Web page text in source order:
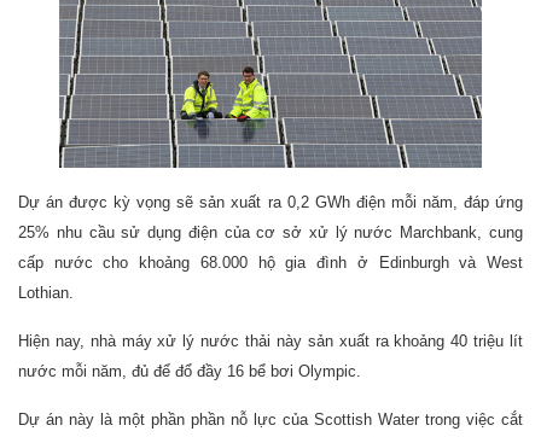
Dự án được kỳ vọng sẽ sản xuất ra 0,2 GWh điện mỗi năm, đáp ứng
25% nhu cầu sử dụng điện của cơ sở xử lý nước Marchbank, cung
cấp nước cho khoảng 68.000 hộ gia đình ở Edinburgh và West
Lothian.
Hiện nay, nhà máy xử lý nước thải này sản xuất ra khoảng 40 triệu lít
nước mỗi năm, đủ để đổ đầy 16 bể bơi Olympic.
Dự án này là một phần phần nỗ lực của Scottish Water trong việc cắt